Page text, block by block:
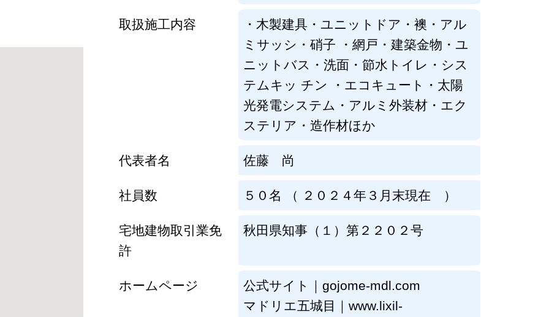
取扱施工内容
・木製建具・ユニットドア・襖・アル
ミサッシ・硝子 ・網戸・建築金物・ユ
ニットバス・洗面・節水トイレ・シス
テムキッ チン ・エコキュート・太陽
光発電システム・アルミ外装材・エク
ステリア・造作材ほか
代表者名 佐藤 尚
社員数 ５０名 （ ２０２４年３月末現在 ）
宅地建物取引業免
許
秋田県知事（１）第２２０２号
ホームページ 公式サイト｜ gojome-mdl.com
マドリエ五城目｜ www.lixil-